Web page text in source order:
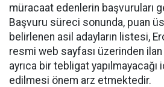
müracaat edenlerin başvuruları
Başvuru süreci sonunda, puan
belirlenen asil adayların listesi,
resmi web sayfası üzerinden
ayrıca bir tebligat yapılmayacağı
edilmesi önem arz etmektedir.